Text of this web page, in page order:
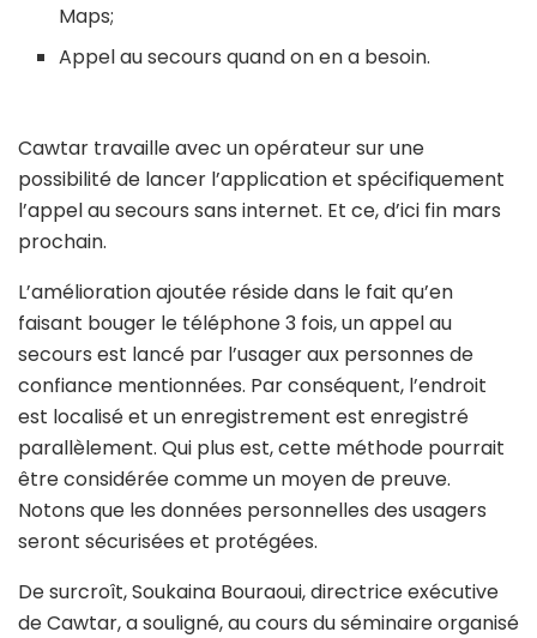
Maps;
Appel au secours quand on en a besoin.
Cawtar travaille avec un opérateur sur une
possibilité de lancer l’application et spécifiquement
l’appel au secours sans internet. Et ce, d’ici fin mars
prochain.
L’amélioration ajoutée réside dans le fait qu’en
faisant bouger le téléphone 3 fois, un appel au
secours est lancé par l’usager aux personnes de
confiance mentionnées. Par conséquent, l’endroit
est localisé et un enregistrement est enregistré
parallèlement. Qui plus est, cette méthode pourrait
être considérée comme un moyen de preuve.
Notons que les données personnelles des usagers
seront sécurisées et protégées.
De surcroît, Soukaina Bouraoui, directrice exécutive
de Cawtar, a souligné, au cours du séminaire organisé